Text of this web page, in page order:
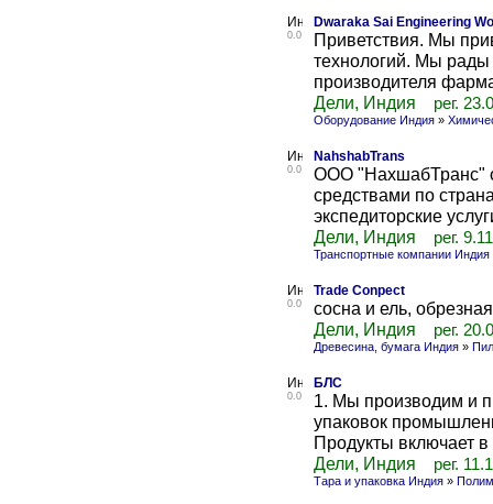
0.0
Dwaraka Sai Engineering
Приветствия. Мы
технологий. Мы рады
производителя
Дели, Индия
рег.
Оборудование Индия »
0.0
NahshabTrans
ООО "НахшабТранс"
средствами по
экспедиторские
Дели, Индия
рег.
Транспортные компании Индия
0.0
Trade Conpect
сосна и ель,
Дели, Индия
рег.
Древесина, бумага Индия »
0.0
БЛС
1. Мы производим и
упаковок
Продукты включает
Дели, Индия
рег.
Тара и упаковка Индия »